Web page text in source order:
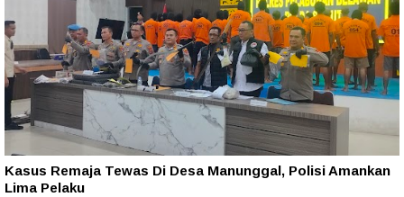
Kasus Remaja Tewas Di Desa Manunggal, Polisi Amankan
Lima Pelaku